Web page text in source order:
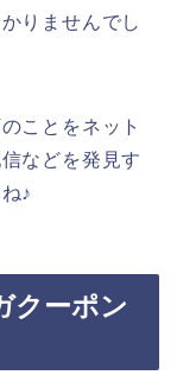
りませんでし
ことをネット
などを発見す
♪
クーポン